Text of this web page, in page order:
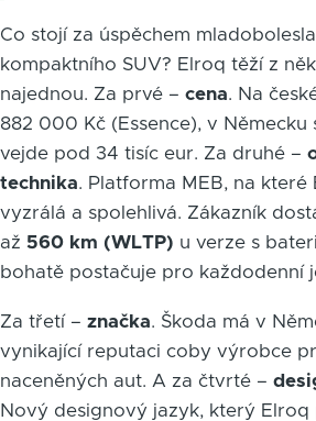
Co stojí za úspěchem
kompaktního SUV? Elroq těží z
najednou. Za prvé – cena. Na
882 000 Kč (Essence), v Německu
vejde pod 34 tisíc eur. Za druhé –
technika. Platforma MEB, na které
vyzrálá a spolehlivá. Zákazník
až 560 km (WLTP) u verze s
bohatě postačuje pro každodenní
Za třetí – značka. Škoda má v
vynikající reputaci coby výrobce
naceněných aut. A za čtvrté –
Nový designový jazyk, který